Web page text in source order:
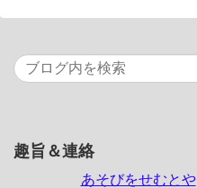
趣旨＆連絡
あそびをせむとや